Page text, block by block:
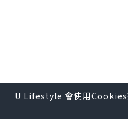
U Lifestyle 會使用Cookies